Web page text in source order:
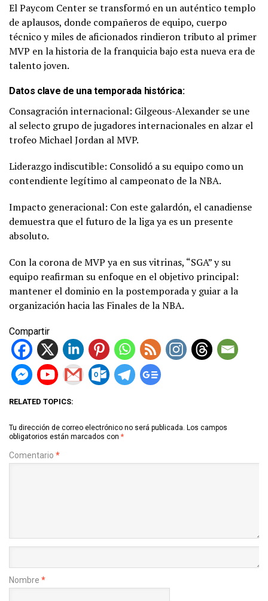
El Paycom Center se transformó en un auténtico templo
de aplausos, donde compañeros de equipo, cuerpo
técnico y miles de aficionados rindieron tributo al primer
MVP en la historia de la franquicia bajo esta nueva era de
talento joven.
Datos clave de una temporada histórica:
Consagración internacional: Gilgeous-Alexander se une
al selecto grupo de jugadores internacionales en alzar el
trofeo Michael Jordan al MVP.
Liderazgo indiscutible: Consolidó a su equipo como un
contendiente legítimo al campeonato de la NBA.
Impacto generacional: Con este galardón, el canadiense
demuestra que el futuro de la liga ya es un presente
absoluto.
Con la corona de MVP ya en sus vitrinas, “SGA” y su
equipo reafirman su enfoque en el objetivo principal:
mantener el dominio en la postemporada y guiar a la
organización hacia las Finales de la NBA.
Compartir
RELATED TOPICS:
Tu dirección de correo electrónico no será publicada. Los campos
obligatorios están marcados con *
Comentario *
Nombre *